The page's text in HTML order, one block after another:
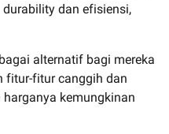
dan efisiensi,
alternatif bagi mereka
fitur-fitur canggih dan
kemungkinan